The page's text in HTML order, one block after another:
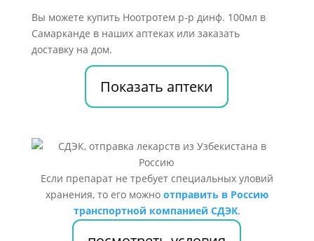
Вы можете купить Ноотротем р-р динф. 100мл в
Самарканде в наших аптеках или заказать
доставку на дом.
Показать аптеки
Если препарат не требует специальных уловий
хранения, то его можно отправить в Россию
транспортной компанией СДЭК.